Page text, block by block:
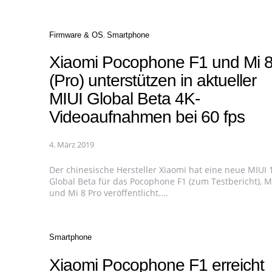
Categories
Firmware & OS Smartphone
Xiaomi Pocophone F1 und Mi
(Pro) unterstützen in aktueller
MIUI Global Beta 4K-
Videoaufnahmen bei 60 fps
4. März 2019
Der chinesische Hersteller Xiaomi hat eine neue MIUI
Global Beta für das Pocophone F1 (zum Testbericht),
und Mi 8 Pro veröffentlicht....
Categories
Smartphone
Xiaomi Pocophone F1 erreicht